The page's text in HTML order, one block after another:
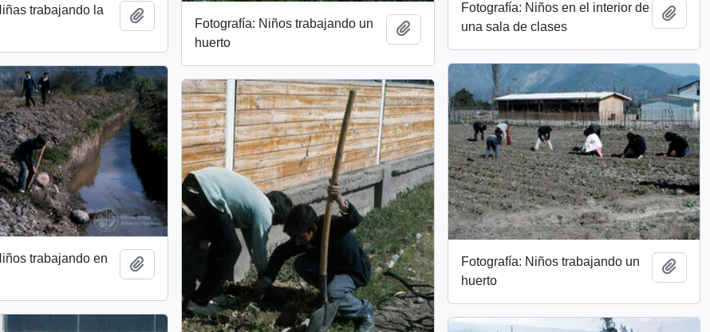
Fotografía: Niños en el interior de
una sala de clases
Add
trabajando la
Add to clipboard
Fotografía: Niños trabajando un
huerto
Add to clipboard
Fotografía: Niños trabajando un
huerto
Add
trabajando en
Add to clipboard